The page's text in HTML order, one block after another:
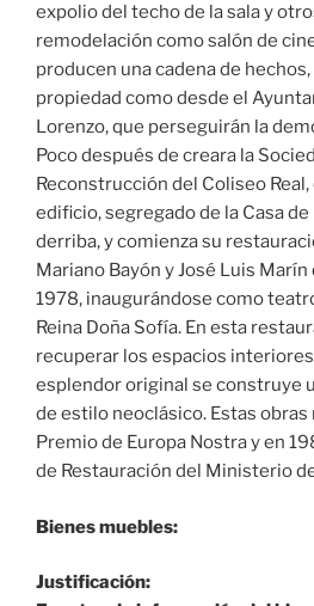
expolio del techo de la sala y
remodelación como salón de
producen una cadena de
propiedad como desde el
Lorenzo, que perseguirán la
Poco después de creara la
Reconstrucción del Coliseo
edificio, segregado de la Casa
derriba, y comienza su
Mariano Bayón y José Luis
1978, inaugurándose como
Reina Doña Sofía. En esta
recuperar los espacios
esplendor original se construye
de estilo neoclásico. Estas
Premio de Europa Nostra y en
de Restauración del Ministerio
Bienes muebles:
Justificación: